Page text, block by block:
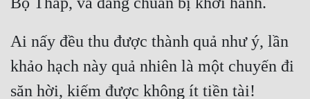
Ai nấy đều thu được thành quả như ý, lần
khảo hạch này quả nhiên là một chuyến đi